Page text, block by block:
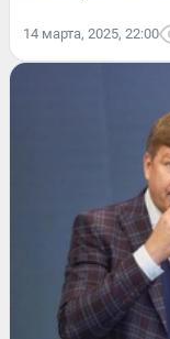
14 марта, 2025, 22:00